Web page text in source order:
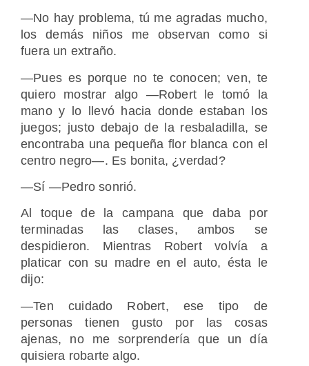
―No hay problema, tú me agradas mucho,
los demás niños me observan como si
fuera un extraño.
―Pues es porque no te conocen; ven, te
quiero mostrar algo ―Robert le tomó la
mano y lo llevó hacia donde estaban los
juegos; justo debajo de la resbaladilla, se
encontraba una pequeña flor blanca con el
centro negro―. Es bonita, ¿verdad?
―Sí ―Pedro sonrió.
Al toque de la campana que daba por
terminadas las clases, ambos se
despidieron. Mientras Robert volvía a
platicar con su madre en el auto, ésta le
dijo:
―Ten cuidado Robert, ese tipo de
personas tienen gusto por las cosas
ajenas, no me sorprendería que un día
quisiera robarte algo.